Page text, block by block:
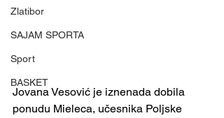
Zlatibor
SAJAM SPORTA
Sport
BASKET
Jovana Vesović je iznenada dobila
ponudu Mieleca, učesnika Poljske